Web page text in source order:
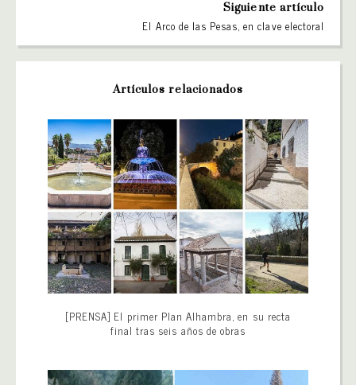
Siguiente artículo
El Arco de las Pesas, en clave electoral
Artículos relacionados
[PRENSA] El primer Plan Alhambra, en su recta
final tras seis años de obras